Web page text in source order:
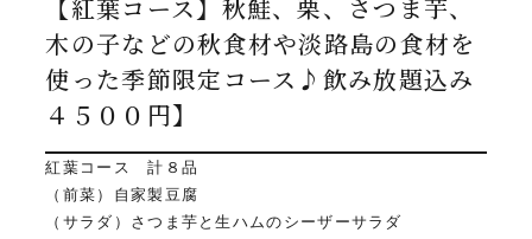
【紅葉コース】秋鮭、栗、さつま芋、
木の子などの秋食材や淡路島の食材を
使った季節限定コース♪飲み放題込み
４５００円】
紅葉コース 計８品
（前菜）自家製豆腐
（サラダ）さつま芋と生ハムのシーザーサラダ